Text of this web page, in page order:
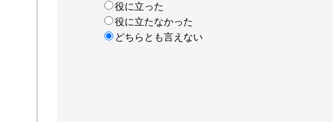
役に立った
役に立たなかった
どちらとも言えない